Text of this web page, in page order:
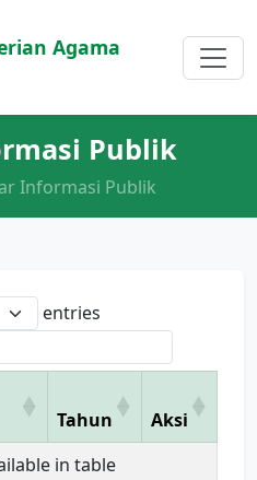
Agama
Publik
Informasi Publik
entries
Tahun
Aksi
in table